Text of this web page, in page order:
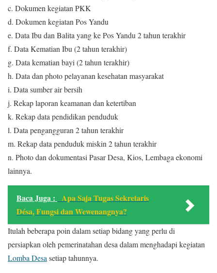
c. Dokumen kegiatan PKK
d. Dokumen kegiatan Pos Yandu
e. Data Ibu dan Balita yang ke Pos Yandu 2 tahun terakhir
f. Data Kematian Ibu (2 tahun terakhir)
g. Data kematian bayi (2 tahun terakhir)
h. Data dan photo pelayanan kesehatan masyarakat
i. Data sumber air bersih
j. Rekap laporan keamanan dan ketertiban
k. Rekap data pendidikan penduduk
l. Data pengangguran 2 tahun terakhir
m. Rekap data penduduk miskin 2 tahun terakhir
n. Photo dan dokumentasi Pasar Desa, Kios, Lembaga ekonomi
lainnya.
Baca Juga :
Apa Saja Tugas Sekretaris
Désa, Fungsi dan Wewenangnya?
Itulah beberapa poin dalam setiap bidang yang perlu di
persiapkan oleh pemerinatahan desa dalam menghadapi kegiatan
Lomba Desa setiap tahunnya.